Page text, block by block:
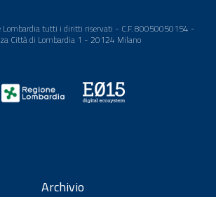
Lombardia tutti i diritti riservati - C.F. 80050050154 -
Città di Lombardia 1 - 20124 Milano
Archivio